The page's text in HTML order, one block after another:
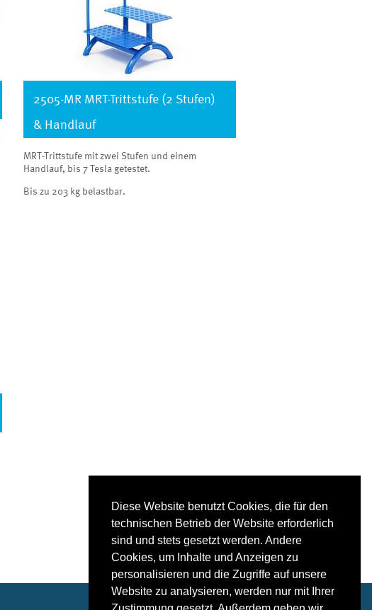
Diese Website benutzt Cookies, die für den
technischen Betrieb der Website erforderlich
sind und stets gesetzt werden. Andere
Cookies, um Inhalte und Anzeigen zu
personalisieren und die Zugriffe auf unsere
Website zu analysieren, werden nur mit Ihrer
2505-MR MRT-Trittstufe (2 Stufen)
& Handlauf
MRT-Trittstufe mit zwei Stufen und einem
Handlauf, bis 7 Tesla getestet.
Bis zu 203 kg belastbar.
Anfrage